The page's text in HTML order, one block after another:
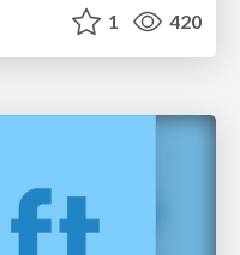
1 420